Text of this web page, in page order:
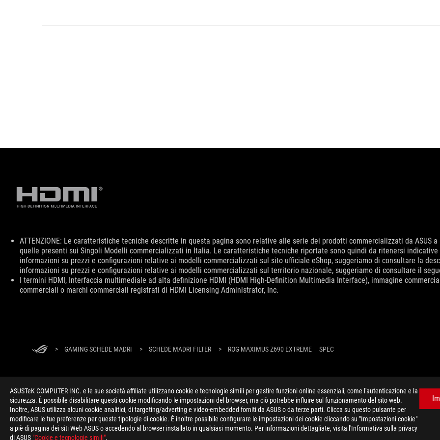
ASUSTeK COMPUTER INC. e le sue società affiliate utilizzano cookie e tecnologie simili per gestire funzioni online essenziali, come l'autenticazione e la
sicurezza. È possibile disabilitare questi cookie modificando le impostazioni del browser, ma ciò potrebbe influire sul funzionamento del sito web.
Inoltre, ASUS utilizza alcuni cookie analitici, di targeting/adverting e video-embedded forniti da ASUS o da terze parti. Clicca su questo pulsante per
modificare le tue preferenze per queste tipologie di cookie. È inoltre possibile configurare le impostazioni dei cookie cliccando su "Impostazioni cookie"
a piè di pagina dei siti Web ASUS o accedendo al browser installato in qualsiasi momento. Per informazioni dettagliate, visita l'Informativa sulla privacy
di ASUS "Cookie e tecnologie simili".
Disclaimer
ATTENZIONE: Le caratteristiche tecniche descritte in questa pagina sono relative alle serie dei prodotti commercializzati da ASUS
quelle presenti sui Singoli Modelli commercializzati in Italia. Le caratteristiche tecniche riportate sono quindi da ritenersi
informazioni su prezzi e configurazioni relative ai modelli commercializzati sul sito ufficiale eShop, suggeriamo di consultare la
informazioni su prezzi e configurazioni relative ai modelli commercializzati sul territorio nazionale, suggeriamo di consultare il
I termini HDMI, Interfaccia multimediale ad alta definizione HDMI (HDMI High-Definition Multimedia Interface), immagine
commerciali o marchi commerciali registrati di HDMI Licensing Administrator, Inc.
> GAMING SCHEDE MADRI > SCHEDE MADRI FILTER > ROG MAXIMUS Z690 EXTREME SPEC
A PROPOSITO DI ROG HOME PRESSROOM NEWS